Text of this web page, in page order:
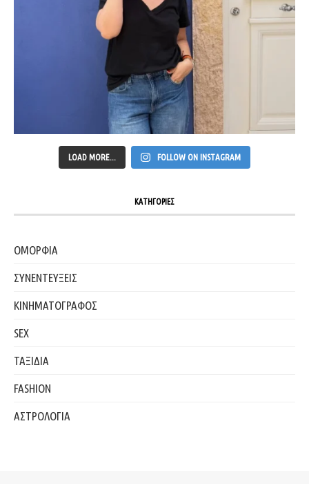
LOAD MORE... FOLLOW ON INSTAGRAM
ΚΑΤΗΓΟΡΙΕΣ
ΟΜΟΡΦΙΑ
ΣΥΝΕΝΤΕΥΞΕΙΣ
ΚΙΝΗΜΑΤΟΓΡΑΦΟΣ
SEX
ΤΑΞΙΔΙΑ
FASHION
ΑΣΤΡΟΛΟΓΙΑ